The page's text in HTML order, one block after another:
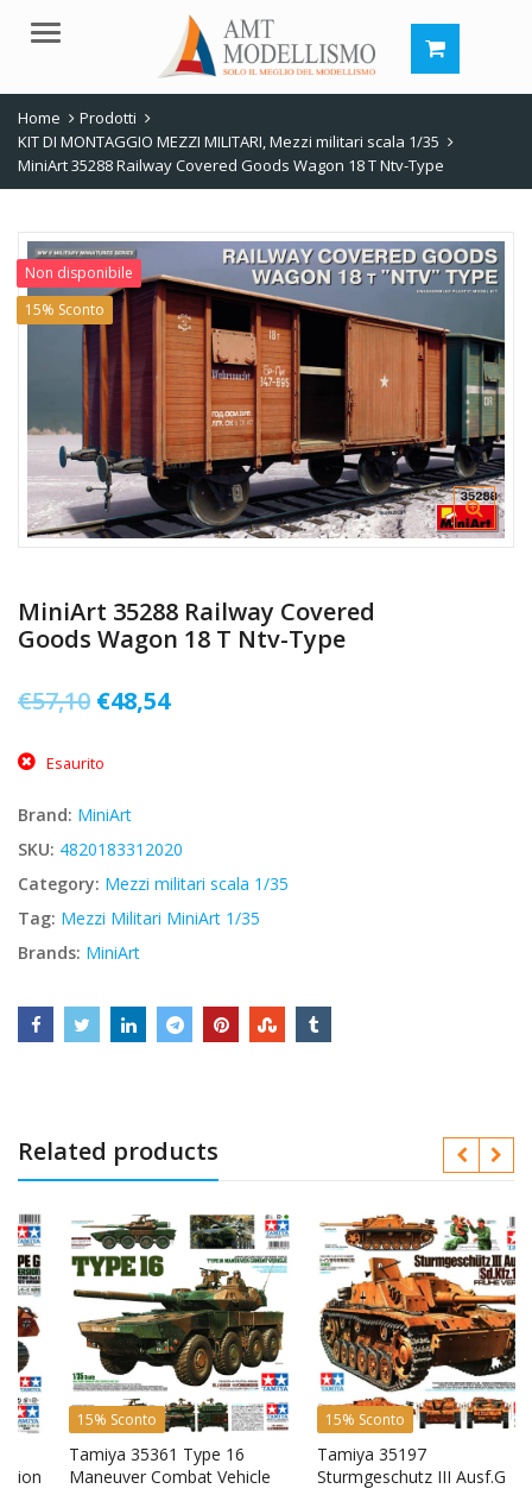
Menu
Home
Prodotti
KIT DI MONTAGGIO MEZZI MILITARI,Mezzi militari scala 1/35
MiniArt 35288 Railway Covered Goods Wagon 18 T Ntv-Type
Non disponibile
15% Sconto
MiniArt 35288 Railway Covered
Goods Wagon 18 T Ntv-Type
€57,10 Il
originale
era:
€57,10.
€48,54Il
€48,54.
Esaurito
Brand: MiniArt
SKU: 4820183312020
Category: Mezzi militari scala 1/35
Tag: Mezzi Militari MiniArt 1/35
Brands: MiniArt
Related products
15% Sconto
Tamiya 35361 Type 16
Maneuver Combat Vehicle
15% Sconto
Tamiya 35197
Sturmgeschutz III Ausf.G